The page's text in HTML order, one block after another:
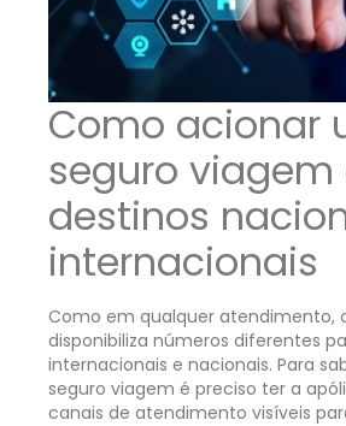
Como acionar
seguro viagem
destinos
internacionais
Como em qualquer atendimento,
disponibiliza números diferentes
internacionais e nacionais. Para
seguro viagem é preciso ter a
canais de atendimento visíveis